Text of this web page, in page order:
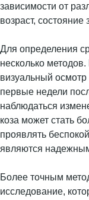
зависимости от
возраст,
Для определения
несколько
визуальный
первые недели
наблюдаться
коза может стать
проявлять
являются
Более точным
исследование,